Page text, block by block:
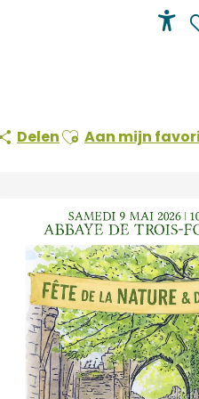
DelenAjouter aux favoris
Aan mijn